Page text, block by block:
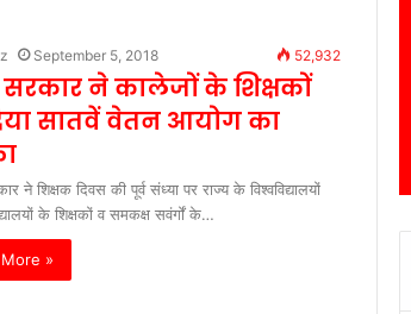
September 5, 2018 52,932
सरकार ने कालेजों के शिक्षकों
सातवें वेतन आयोग का
ने शिक्षक दिवस की पूर्व संध्या पर राज्य के विश्वविद्यालयों
के शिक्षकों व समकक्ष सवंर्गों के…
»